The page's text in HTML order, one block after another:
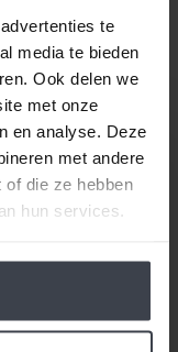
te
media te bieden
Ook delen we
met onze
en analyse. Deze
met andere
die ze hebben
hun services.